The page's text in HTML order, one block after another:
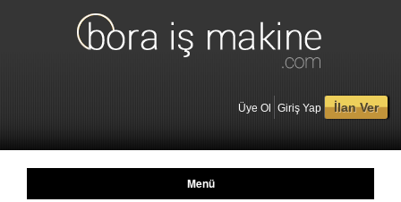
Üye Ol Giriş Yap İlan Ver
Menü